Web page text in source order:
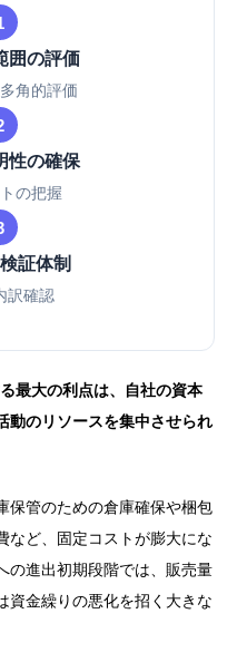
囲の評価
角的評価
性の確保
の把握
証体制
訳確認
最大の利点は、自社の資本
動のリソースを集中させられ
保管のための倉庫確保や梱包
など、固定コストが膨大にな
の進出初期段階では、販売量
資金繰りの悪化を招く大きな